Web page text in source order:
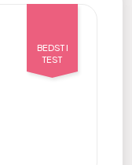
BEDST I
TEST